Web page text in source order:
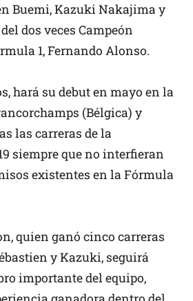
Buemi, Kazuki Nakajima y
dos veces Campeón
1, Fernando Alonso.
hará su debut en mayo en la
(Bélgica) y
las carreras de la
siempre que no interfieran
existentes en la Fórmula
quien ganó cinco carreras
y Kazuki, seguirá
importante del equipo,